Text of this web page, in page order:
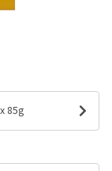
85g